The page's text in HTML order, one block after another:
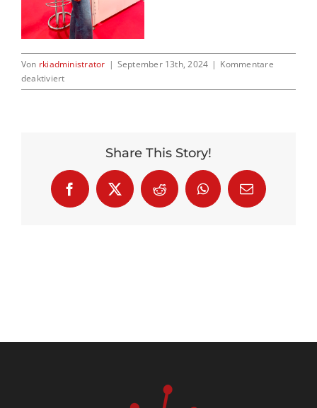
Kontakt
Von rkiadministrator | September 13th, 2024 | Kommentare
deaktiviertfür
Buchmesse
Share This Story!
Facebook
X Reddit WhatsApp
E-
Mail